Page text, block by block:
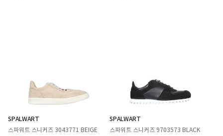
SPALWART
스파워트 스니커즈 3043771 BEIGE
SPALWART
스파워트 스니커즈 9703573 BLACK